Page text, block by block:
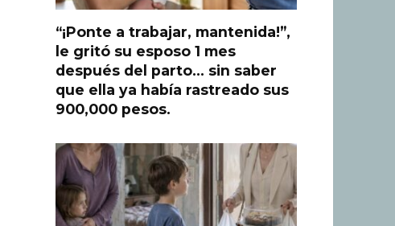
“¡Ponte a trabajar, mantenida!”,
le gritó su esposo 1 mes
después del parto… sin saber
que ella ya había rastreado sus
900,000 pesos.